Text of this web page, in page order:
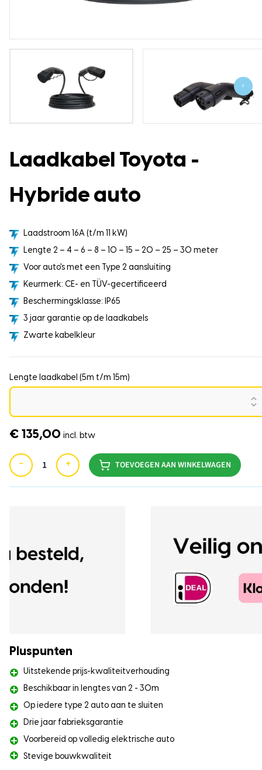
›
Laadkabel Toyota -
Hybride auto
Laadstroom 16A (t/m 11 kW)
Lengte 2 – 4 – 6 – 8 – 10 – 15 – 20 – 25 – 30 meter
Voor auto's met een Type 2 aansluiting
Keurmerk: CE- en TÜV-gecertificeerd
Beschermingsklasse: IP65
3 jaar garantie op de laadkabels
Zwarte kabelkleur
Lengte laadkabel (5m t/m 15m)
€ 135,00 incl. btw
− + TOEVOEGEN AAN WINKELWAGEN
Pluspunten
Uitstekende prijs-kwaliteitverhouding
Beschikbaar in lengtes van 2 - 30m
Op iedere type 2 auto aan te sluiten
Drie jaar fabrieksgarantie
Voorbereid op volledig elektrische auto
Stevige bouwkwaliteit